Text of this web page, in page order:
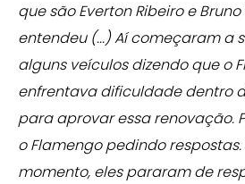
que são Everton Ribeiro e
entendeu (...) Aí começaram a
alguns veículos dizendo que o
enfrentava dificuldade dentro
para aprovar essa renovação.
o Flamengo pedindo
momento, eles pararam de